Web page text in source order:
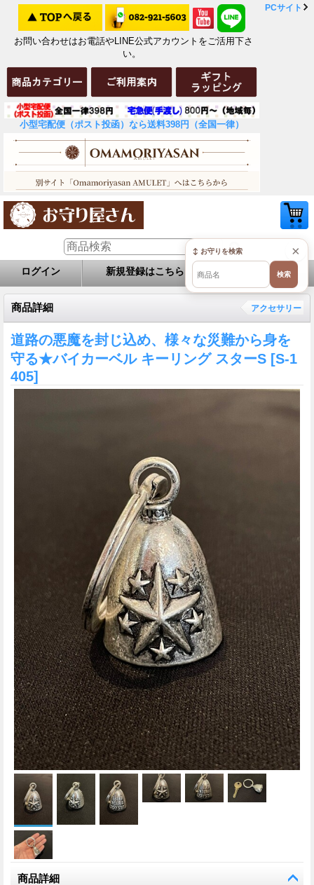
お問い合わせはお電話やLINE公式アカウントをご活用下さ
い。
小型宅配便（ポスト投函）なら送料398円（全国一律）
PCサイト
ログイン 新規登録はこちら お問い合せ
商品詳細 アクセサリー
道路の悪魔を封じ込め、様々な災難から身を
守る★バイカーベル キーリング スターS [S-1
405]
商品詳細
×
↕ お守りを検索
検索